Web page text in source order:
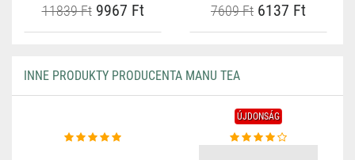
11839 Ft9967 Ft 7609 Ft 6137 Ft
INNE PRODUKTY PRODUCENTA MANU TEA
ÚJDONSÁG